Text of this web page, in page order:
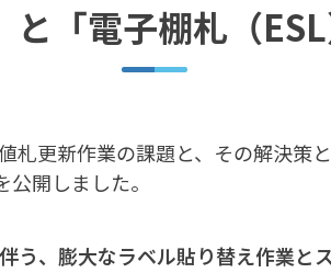
と「電子棚札（
札更新作業の課題と、その解決策
公開しました。
う、膨大なラベル貼り替え作業と